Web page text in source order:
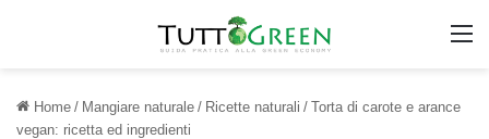
Home / Mangiare naturale / Ricette naturali / Torta di carote e arance
vegan: ricetta ed ingredienti